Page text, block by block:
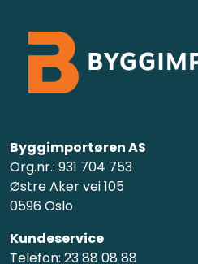
Byggimportøren AS
Org.nr.: 931 704 753
Østre Aker vei 105
0596 Oslo
Kundeservice
Telefon: 23 88 08 88